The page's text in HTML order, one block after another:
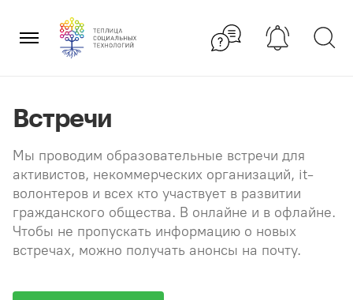
содержанию
×
Встречи
Мы проводим образовательные встречи для
активистов, некоммерческих организаций, it-
волонтеров и всех кто участвует в развитии
гражданского общества. В онлайне и в офлайне.
Чтобы не пропускать информацию о новых
встречах, можно получать анонсы на почту.